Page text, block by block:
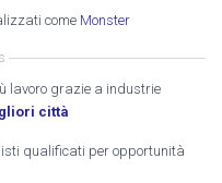
come Monster
lavoro grazie a industrie
città
qualificati per opportunità